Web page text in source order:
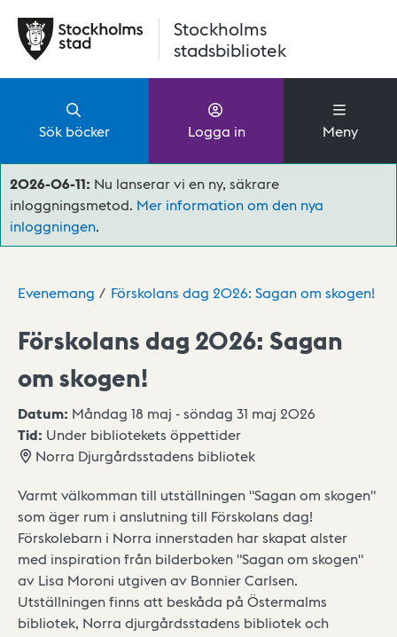
Stockholms
stadsbibliotek
Sök böcker Logga in Meny
2026-06-11: Nu lanserar vi en ny, säkrare
inloggningsmetod. Mer information om den nya
inloggningen.
Evenemang Förskolans dag 2026: Sagan om skogen!
Förskolans dag 2026: Sagan
om skogen!
Datum: Måndag 18 maj - söndag 31 maj 2026
Tid: Under bibliotekets öppettider
Norra Djurgårdsstadens bibliotek
Varmt välkomman till utställningen "Sagan om skogen"
som äger rum i anslutning till Förskolans dag!
Förskolebarn i Norra innerstaden har skapat alster
med inspiration från bilderboken "Sagan om skogen"
av Lisa Moroni utgiven av Bonnier Carlsen.
Utställningen finns att beskåda på Östermalms
bibliotek, Norra djurgårdsstadens bibliotek och